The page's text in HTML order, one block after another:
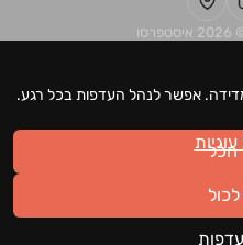
אפשר לנהל העדפות בכל רגע.
הכל